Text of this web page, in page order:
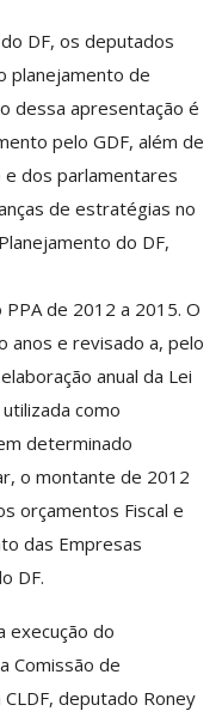
DF, os deputados
planejamento de
dessa apresentação é
pelo GDF, além de
dos parlamentares
de estratégias no
do DF,
de 2012 a 2015. O
anos e revisado a, pelo
anual da Lei
como
determinado
o montante de 2012
orçamentos Fiscal e
das Empresas
DF.
execução do
Comissão de
deputado Roney